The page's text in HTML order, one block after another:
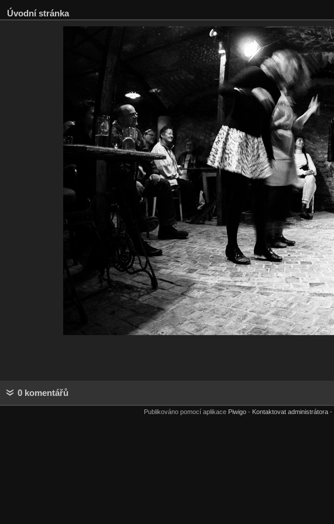
Úvodní stránka
0 komentářů
Publikováno pomocí aplikace Piwigo - Kontaktovat administrátora